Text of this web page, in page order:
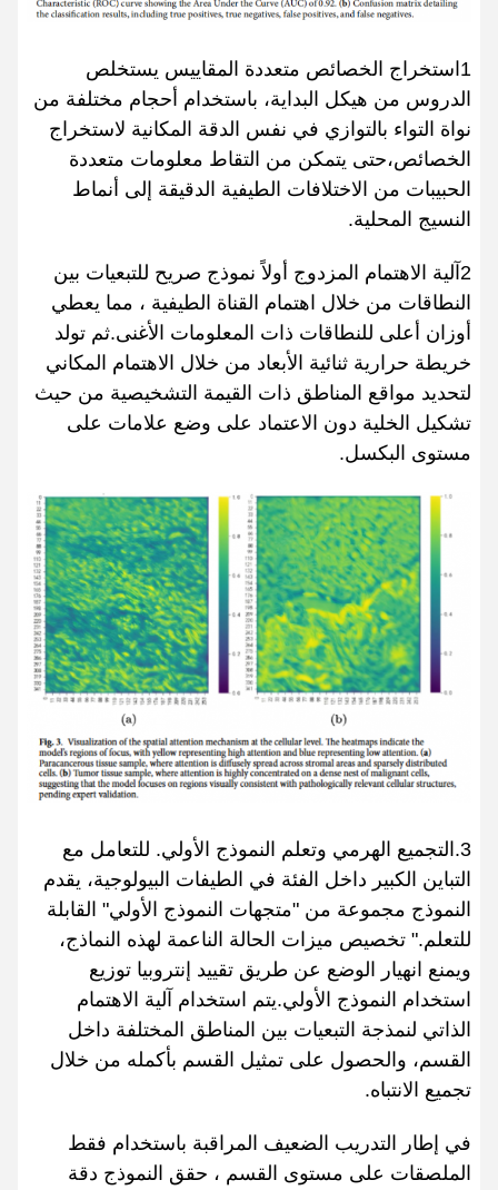
1استخراج الخصائص متعددة المقاييس يستخلص
الدروس من هيكل البداية، باستخدام أحجام مختلفة من
نواة التواء بالتوازي في نفس الدقة المكانية لاستخراج
الخصائص،حتى يتمكن من التقاط معلومات متعددة
الحبيبات من الاختلافات الطيفية الدقيقة إلى أنماط
النسيج المحلية.
2آلية الاهتمام المزدوج أولاً نموذج صريح للتبعيات بين
النطاقات من خلال اهتمام القناة الطيفية ، مما يعطي
أوزان أعلى للنطاقات ذات المعلومات الأغنى.ثم تولد
خريطة حرارية ثنائية الأبعاد من خلال الاهتمام المكاني
لتحديد مواقع المناطق ذات القيمة التشخيصية من حيث
تشكيل الخلية دون الاعتماد على وضع علامات على
مستوى البكسل.
3.التجميع الهرمي وتعلم النموذج الأولي. للتعامل مع
التباين الكبير داخل الفئة في الطيفات البيولوجية، يقدم
النموذج مجموعة من "متجهات النموذج الأولي" القابلة
للتعلم." تخصيص ميزات الحالة الناعمة لهذه النماذج،
ويمنع انهيار الوضع عن طريق تقييد إنتروبيا توزيع
استخدام النموذج الأولي.يتم استخدام آلية الاهتمام
الذاتي لنمذجة التبعيات بين المناطق المختلفة داخل
القسم، والحصول على تمثيل القسم بأكمله من خلال
تجميع الانتباه.
في إطار التدريب الضعيف المراقبة باستخدام فقط
الملصقات على مستوى القسم ، حقق النموذج دقة